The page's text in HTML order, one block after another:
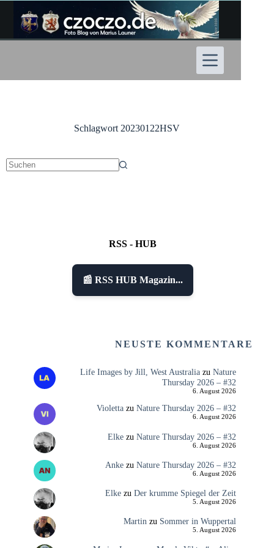
Inhalt
springen
Schlagwort20230122HSV
RSS - HUB
📰 RSS HUB Magazin...
NEUSTE KOMMENTARE
Life Images by Jill, West Australiazu Nature
Thursday 2026 – #32
6. August 2026
Violettazu Nature Thursday 2026 – #32
6. August 2026
Elkezu Nature Thursday 2026 – #32
6. August 2026
Ankezu Nature Thursday 2026 – #32
6. August 2026
Elkezu Der krumme Spiegel der Zeit
5. August 2026
Martin zu Sommer in Wuppertal
5. August 2026